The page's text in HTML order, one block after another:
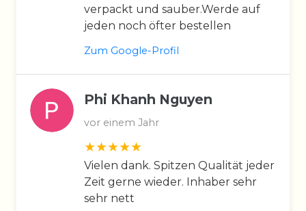
verpackt und sauber.Werde auf
jeden noch öfter bestellen
Zum Google-Profil
Phi Khanh Nguyen
vor einem Jahr
Vielen dank. Spitzen Qualität jeder
Zeit gerne wieder. Inhaber sehr
sehr nett